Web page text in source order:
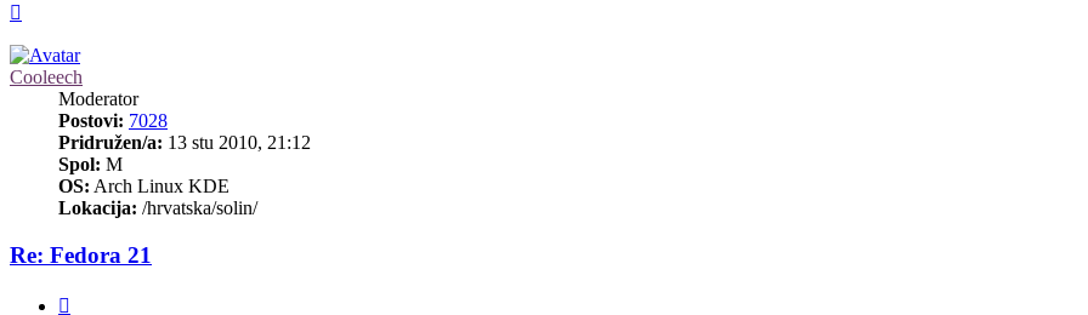
Cooleech
Moderator
Postovi: 7028
Pridružen/a: 13 stu 2010, 21:12
Spol: M
OS: Arch Linux KDE
Lokacija: /hrvatska/solin/
Re: Fedora 21